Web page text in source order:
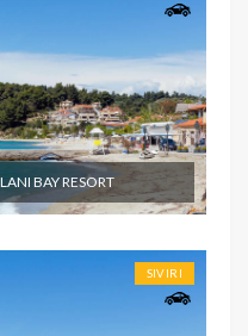
BAY RESORT
SIVIRI